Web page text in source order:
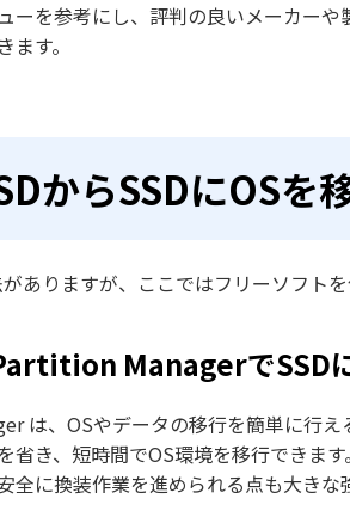
ーを参考にし、評判の良いメーカー
す。
からSSDにOSを
ありますが、ここではフリーソフト
ManagerでSSD
は、OSやデータの移行を簡単に行
省き、短時間でOS環境を移行できま
全に換装作業を進められる点も大きな